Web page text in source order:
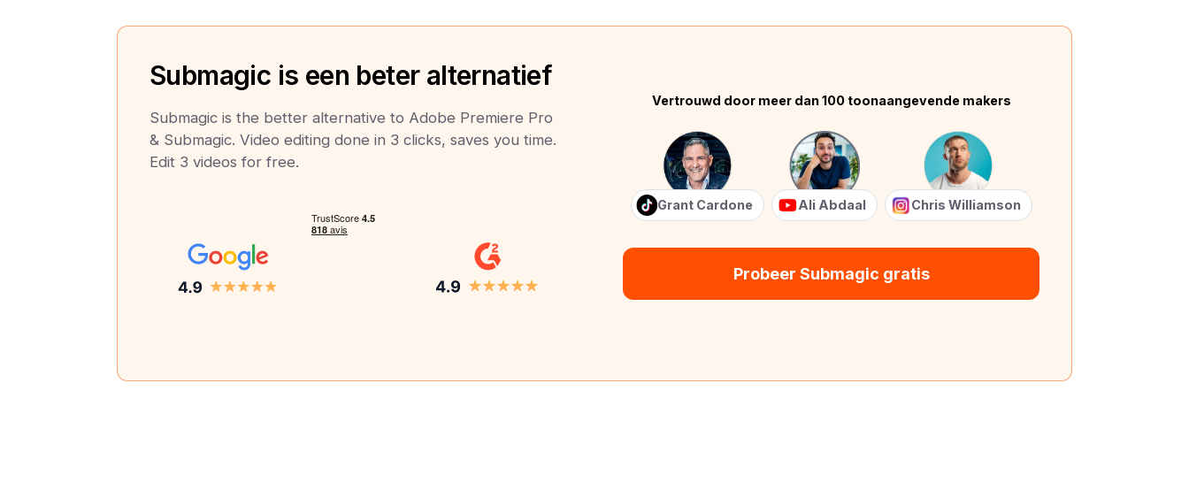
Submagic is een beter alternatief
Submagic is the better alternative to Adobe Premiere Pro
& Submagic. Video editing done in 3 clicks, saves you time.
Edit 3 videos for free.
Vertrouwd door meer dan 100 toonaangevende makers
Grant Cardone Ali Abdaal Chris Williamson
Probeer Submagic gratis